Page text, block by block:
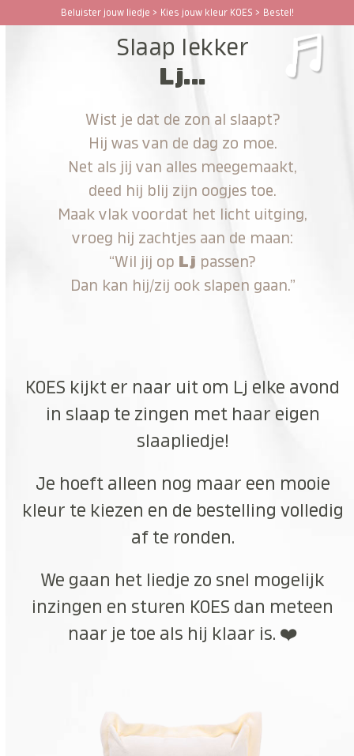
Beluister jouw liedje > Kies jouw kleur KOES > Bestel!
Open
Close
Slaap lekker
Lj...
Wist je dat de zon al slaapt?
Hij was van de dag zo moe.
Net als jij van alles meegemaakt,
deed hij blij zijn oogjes toe.
Maak vlak voordat het licht uitging,
vroeg hij zachtjes aan de maan:
“Wil jij op Lj passen?
Dan kan hij/zij ook slapen gaan.”
KOES kijkt er naar uit om Lj elke avond
in slaap te zingen met haar eigen
slaapliedje!
Je hoeft alleen nog maar een mooie
kleur te kiezen en de bestelling volledig
af te ronden.
We gaan het liedje zo snel mogelijk
inzingen en sturen KOES dan meteen
naar je toe als hij klaar is. ❤️